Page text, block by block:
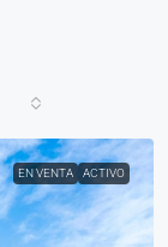
EN VENTA ACTIVO